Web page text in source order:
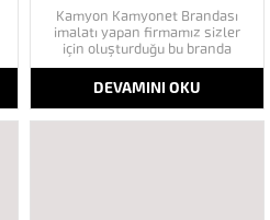
Kamyon Kamyonet Brandası
imalatı yapan firmamız sizler
için oluşturduğu bu branda
sistemi sayesinde bir çok
avantajdan rahatlıkla
faydalanabilecek siniz. Bunun
Yanı sıra Bütün ticari ve hususi
DEVAMINI OKU